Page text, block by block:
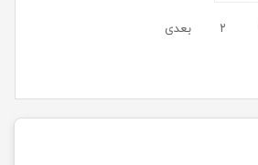
۲ بعدی